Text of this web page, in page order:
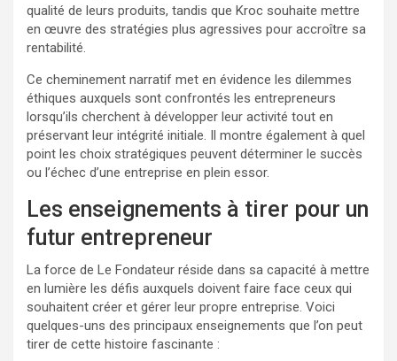
qualité de leurs produits, tandis que Kroc souhaite mettre
en œuvre des stratégies plus agressives pour accroître sa
rentabilité.
Ce cheminement narratif met en évidence les dilemmes
éthiques auxquels sont confrontés les entrepreneurs
lorsqu’ils cherchent à développer leur activité tout en
préservant leur intégrité initiale. Il montre également à quel
point les choix stratégiques peuvent déterminer le succès
ou l’échec d’une entreprise en plein essor.
Les enseignements à tirer pour un
futur entrepreneur
La force de Le Fondateur réside dans sa capacité à mettre
en lumière les défis auxquels doivent faire face ceux qui
souhaitent créer et gérer leur propre entreprise. Voici
quelques-uns des principaux enseignements que l’on peut
tirer de cette histoire fascinante :